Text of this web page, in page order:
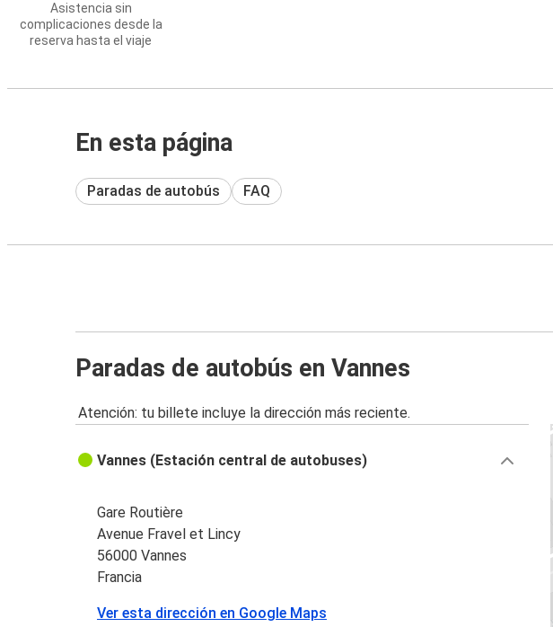
Asistencia sin
complicaciones desde la
reserva hasta el viaje
En esta página
Paradas de autobús FAQ
Paradas de autobús en Vannes
Atención: tu billete incluye la dirección más reciente.
Vannes (Estación central de autobuses)
Gare Routière
Avenue Fravel et Lincy
56000 Vannes
Francia
Ver esta dirección en Google Maps